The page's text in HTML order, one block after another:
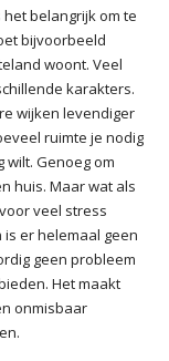
belangrijk om te
bijvoorbeeld
woont. Veel
karakters.
wijken levendiger
ruimte je nodig
Genoeg om
huis. Maar wat als
veel stress
is er helemaal geen
geen probleem
Het maakt
onmisbaar